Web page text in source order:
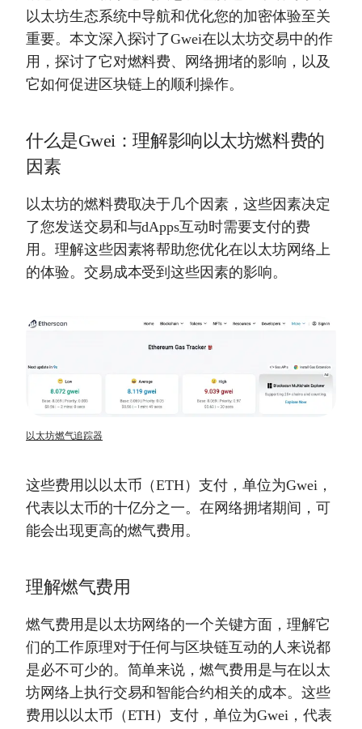
以太坊生态系统中导航和优化您的加密体验至关
重要。本文深入探讨了Gwei在以太坊交易中的作
用，探讨了它对燃料费、网络拥堵的影响，以及
它如何促进区块链上的顺利操作。
什么是Gwei：理解影响以太坊燃料费的
因素
以太坊的燃料费取决于几个因素，这些因素决定
了您发送交易和与dApps互动时需要支付的费
用。理解这些因素将帮助您优化在以太坊网络上
的体验。交易成本受到这些因素的影响。
以太坊燃气追踪器
这些费用以以太币（ETH）支付，单位为Gwei，
代表以太币的十亿分之一。在网络拥堵期间，可
能会出现更高的燃气费用。
理解燃气费用
燃气费用是以太坊网络的一个关键方面，理解它
们的工作原理对于任何与区块链互动的人来说都
是必不可少的。简单来说，燃气费用是与在以太
坊网络上执行交易和智能合约相关的成本。这些
费用以以太币（ETH）支付，单位为Gwei，代表